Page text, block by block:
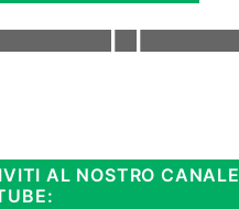
AL NOSTRO CANALE